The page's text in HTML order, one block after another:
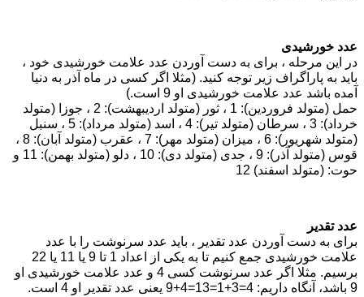
عدد خورشیدی
در این مرحله ، برای به دست آوردن عدد علامت خورشیدی خود ،
باید به پاراگراف زیر توجه کنید. (مثلا اگر کسی در ماه آذر به دنیا
آمده باشد عدد علامت خورشیدی او 9 است.)
حمل (متولد فروردین): 1 ، ثور (متولد اردیبهشت): 2 ، جوزا (متولد
خرداد): 3 ، سرطان (متولد تیر): 4 ، اسد (متولد مرداد): 5 ، سنبل
(متولد شهریور): 6 ، میزان (متولد مهر): 7 ، عقرب (متولد آبان): 8 ،
قوس (متولد آذر): 9 ، جدی (متولد دی): 10 ، دلو (متولد بهمن): 11 و
حوت: (متولد اسفند) 12
عدد تقدیر
برای به دست آوردن عدد تقدیر ، باید عدد سرنوشت را با عدد
علامت خورشیدی جمع کنیم تا به یکی از اعداد 1 تا 9 یا 11 یا 22
برسیم. مثلا اگر عدد سرنوشت کسی 4 و عدد علامت خورشیدی او
9 باشد، آنگاه داریم: 4=3+1=13=4+9 یعنی عدد تقدیر او 4 است.